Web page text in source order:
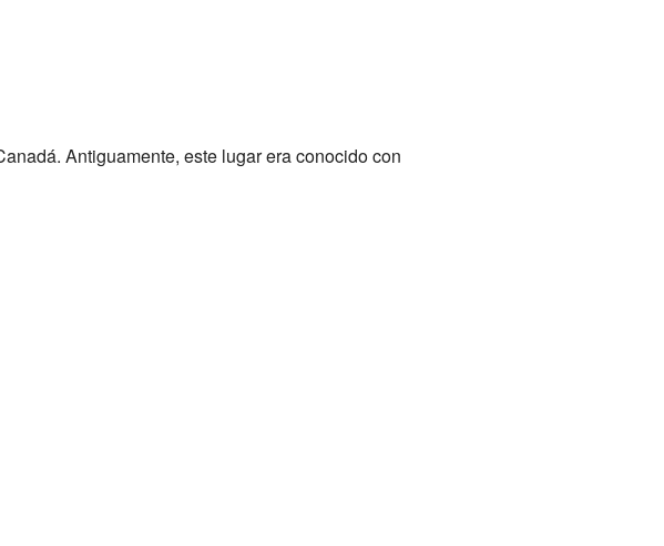
Antiguamente, este lugar era conocido con